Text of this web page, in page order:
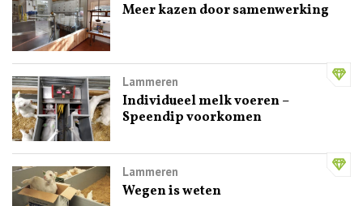
Meer kazen door samenwerking
Lammeren
Individueel melk voeren –
Speendip voorkomen
Lammeren
Wegen is weten